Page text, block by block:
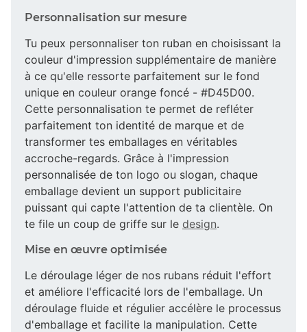
Personnalisation sur mesure
Tu peux personnaliser ton ruban en choisissant la
couleur d'impression supplémentaire de manière
à ce qu'elle ressorte parfaitement sur le fond
unique en couleur orange foncé - #D45D00.
Cette personnalisation te permet de refléter
parfaitement ton identité de marque et de
transformer tes emballages en véritables
accroche-regards. Grâce à l'impression
personnalisée de ton logo ou slogan, chaque
emballage devient un support publicitaire
puissant qui capte l'attention de ta clientèle. On
te file un coup de griffe sur le design.
Mise en œuvre optimisée
Le déroulage léger de nos rubans réduit l'effort
et améliore l'efficacité lors de l'emballage. Un
déroulage fluide et régulier accélère le processus
d'emballage et facilite la manipulation. Cette